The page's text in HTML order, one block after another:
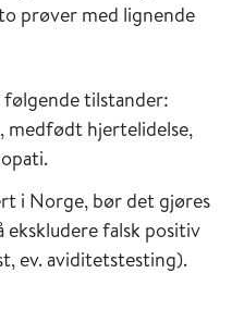
prøver med lignende
følgende tilstander:
medfødt hjertelidelse,
i Norge, bør det gjøres
falsk positiv
ev. aviditetstesting).